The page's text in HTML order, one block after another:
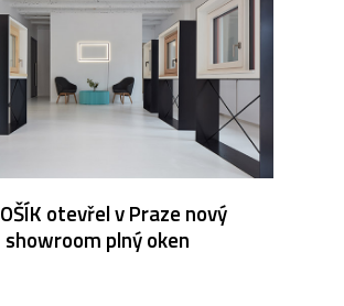
otevřel v Praze nový
showroom plný oken